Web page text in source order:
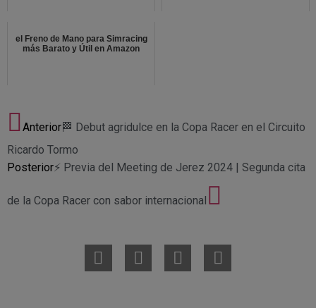
el Freno de Mano para Simracing
más Barato y Útil en Amazon
Anterior🏁 Debut agridulce en la Copa Racer en el Circuito
Ricardo Tormo
Posterior⚡️ Previa del Meeting de Jerez 2024 | Segunda cita
de la Copa Racer con sabor internacional